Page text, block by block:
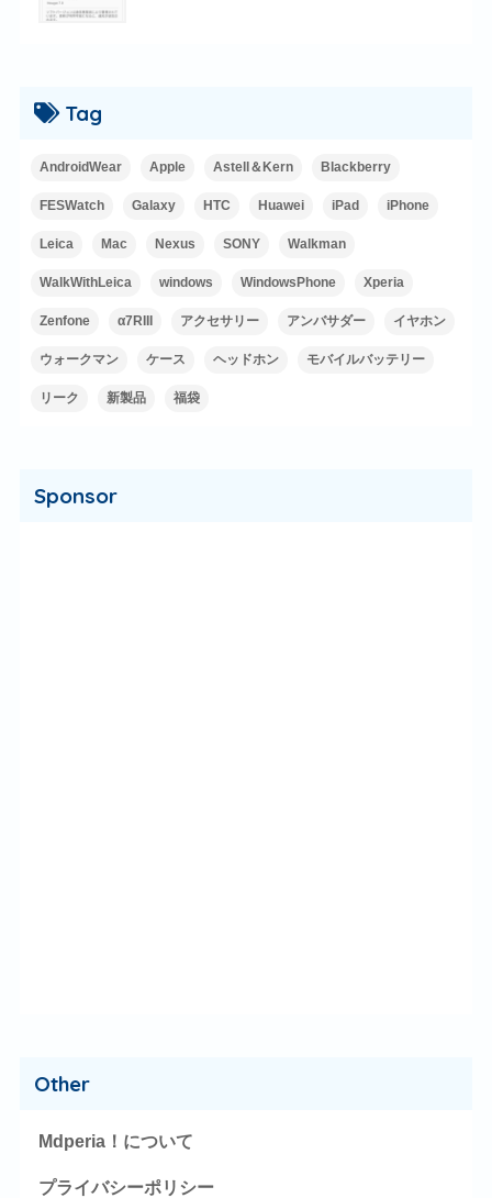
Tag
AndroidWear Apple Astell＆Kern Blackberry
FESWatch Galaxy HTC Huawei iPad iPhone
Leica Mac Nexus SONY Walkman
WalkWithLeica windows WindowsPhone Xperia
Zenfone α7RIII アクセサリー アンバサダー イヤホン
ウォークマン ケース ヘッドホン モバイルバッテリー
リーク 新製品 福袋
Sponsor
Other
Mdperia！について
プライバシーポリシー